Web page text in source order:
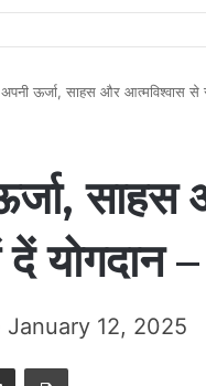
अपनी ऊर्जा, साहस और आत्मविश्वास
योगदान
January 12, 2025
Share via Email Print